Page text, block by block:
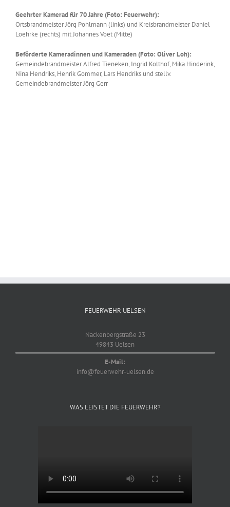
Geehrter Kamerad für 70 Jahre (Foto: Feuerwehr):
Ortsbrandmeister Jörg Pohlmann (links) und Kreisbrandmeister Daniel
Loehrke (rechts) mit Johannes Voet (Mitte)
Beförderte Kameradinnen und Kameraden (Foto: Oliver Loh):
Gemeindebrandmeister Alfred Tieneken, Ingrid Kolthof, Mika Hinderink,
Nina Hendriks, Henrik Gommer, Lars Hendriks und stellv.
Gemeindebrandmeister Jörg Gerr
FEUERWEHR UELSEN
Nackenbergstraße 23
49843 Uelsen
E-Mail:
info@feuerwehr-uelsen.de
WAS LEISTET DIE FEUERWEHR?